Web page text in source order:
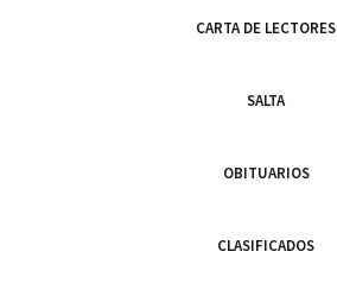
CARTA DE LECTORES
SALTA
OBITUARIOS
CLASIFICADOS